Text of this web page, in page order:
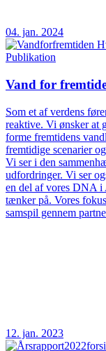
04. jan. 2024
Publikation
Vand for
Som et af verdens
reaktive. Vi ønsker at
forme fremtidens
fremtidige scenarier
Vi ser i den
udfordringer. Vi ser
en del af vores DNA i
tænker på. Vores
samspil gennem
12. jan. 2023